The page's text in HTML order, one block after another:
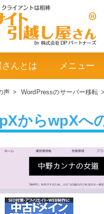
んとは メニュー
声 > WordPressのサーバー移転
からwpXへ